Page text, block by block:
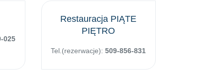
025
Restauracja PIĄTE
PIĘTRO
Tel.(rezerwacje):509-856-831